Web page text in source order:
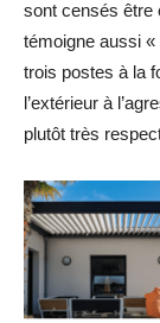
sont censés être
témoigne aussi
trois postes à la
l’extérieur à
plutôt très